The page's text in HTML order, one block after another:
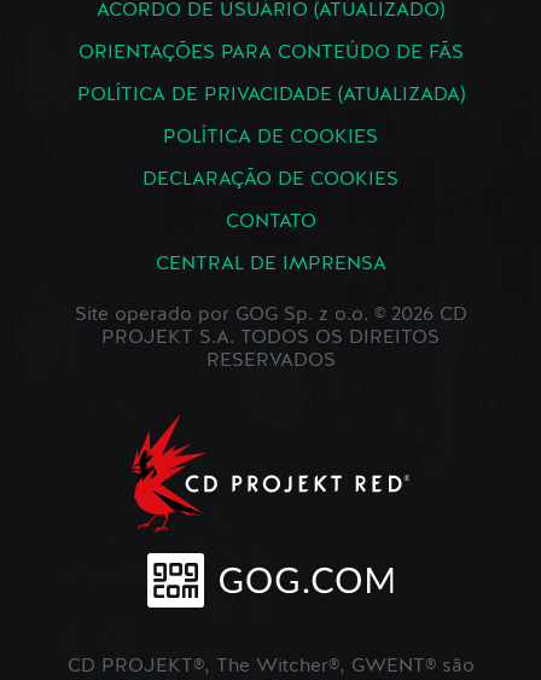
ACORDO DE USUÁRIO (ATUALIZADO)
ORIENTAÇÕES PARA CONTEÚDO DE FÃS
POLÍTICA DE PRIVACIDADE (ATUALIZADA)
POLÍTICA DE COOKIES
DECLARAÇÃO DE COOKIES
CONTATO
CENTRAL DE IMPRENSA
Site operado por GOG Sp. z o.o. © 2026 CD
PROJEKT S.A. TODOS OS DIREITOS
RESERVADOS
CD PROJEKT®, The Witcher®, GWENT® são